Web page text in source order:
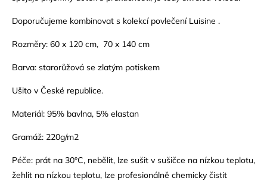
Doporučujeme kombinovat s kolekcí povlečení Luisine .
Rozměry: 60 x 120 cm, 70 x 140 cm
Barva: starorůžová se zlatým potiskem
Ušito v České republice.
Materiál: 95% bavlna, 5% elastan
Gramáž: 220g/m2
Péče: prát na 30°C, nebělit, lze sušit v sušičce na nízkou teplotu,
žehlit na nízkou teplotu, lze profesionálně chemicky čistit